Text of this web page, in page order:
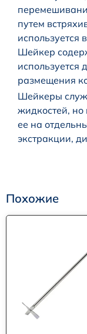
путем
используется
Шейкер
используется
размещения
Шейкеры
жидкостей, но
ее на
экстракции,
Похожие